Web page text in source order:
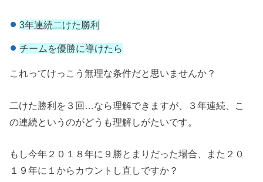
3年連続二けた勝利
チームを優勝に導けたら
これってけっこう無理な条件だと思いませんか？
二けた勝利を３回…なら理解できますが、３年連続、こ
の連続というのがどうも理解しがたいです。
もし今年２０１８年に９勝とまりだった場合、また２０
１９年に１からカウントし直しですか？